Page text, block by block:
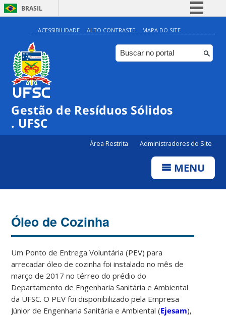
BRASIL
Simplifique!
Comunica BR
Participe
Canais
ACESSIBILIDADE ALTO CONTRASTE MAPA DO SITE
Gestão de Resíduos Sólidos
. UFSC
Área Restrita Administradores do Site
MENU
Óleo de Cozinha
Um Ponto de Entrega Voluntária (PEV) para
arrecadar óleo de cozinha foi instalado no mês de
março de 2017 no térreo do prédio do
Departamento de Engenharia Sanitária e Ambiental
da UFSC. O PEV foi disponibilizado pela Empresa
Júnior de Engenharia Sanitária e Ambiental (Ejesam),